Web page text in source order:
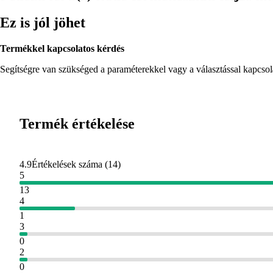
Ez is jól jöhet
Termékkel kapcsolatos kérdés
Segítségre van szükséged a paraméterekkel vagy a választással
Termék értékelése
4.9Értékelések száma (14)
5
13
4
1
3
0
2
0